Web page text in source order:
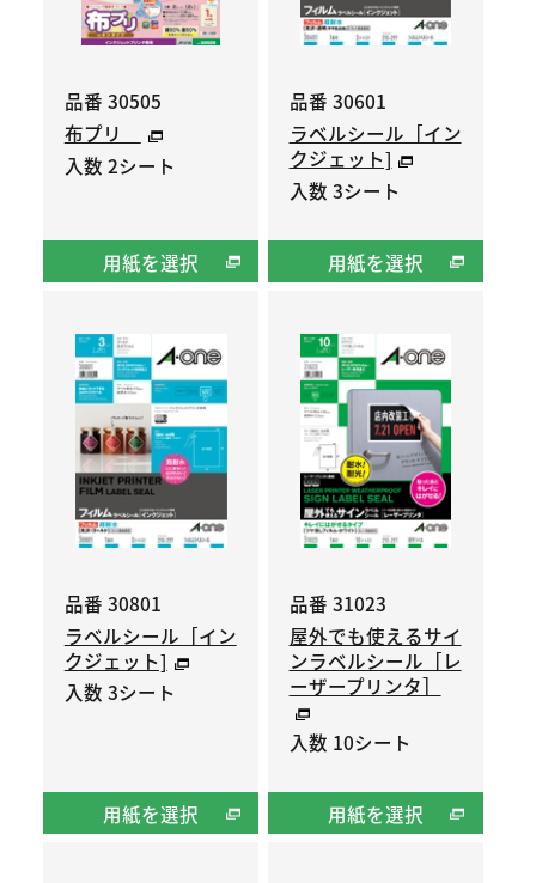
品番 30505
布プリ
入数 2シート
用紙を選択
品番 30601
ラベルシール［イン
クジェット]
入数 3シート
用紙を選択
品番 30801
ラベルシール［イン
クジェット]
入数 3シート
用紙を選択
品番 31023
屋外でも使えるサイ
ンラベルシール［レ
ーザープリンタ］
入数 10シート
用紙を選択